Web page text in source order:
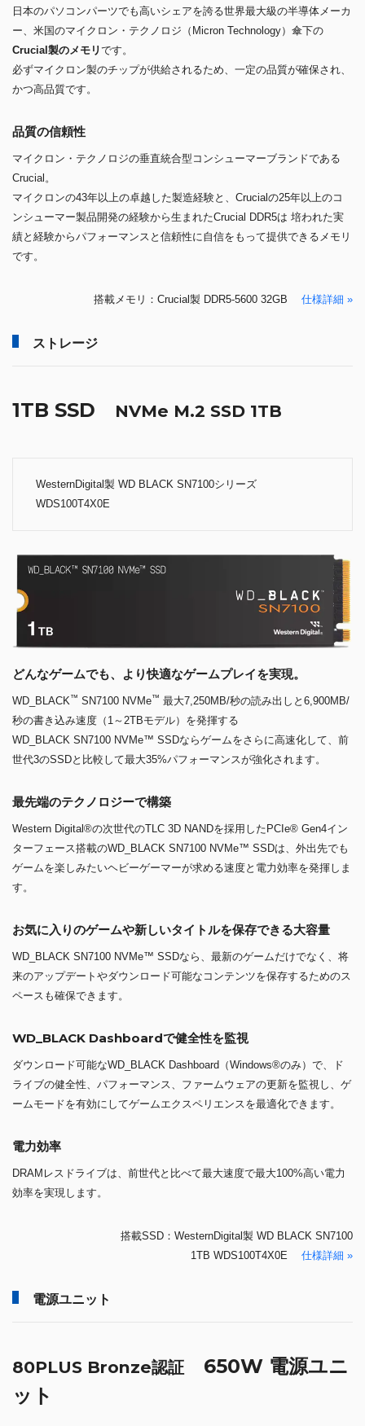
日本のパソコンパーツでも高いシェアを誇る世界最大級の半導体メーカ
ー、米国のマイクロン・テクノロジ（Micron Technology）傘下の
Crucial製のメモリです。
必ずマイクロン製のチップが供給されるため、一定の品質が確保され、
かつ高品質です。
品質の信頼性
マイクロン・テクノロジの垂直統合型コンシューマーブランドである
Crucial。
マイクロンの43年以上の卓越した製造経験と、Crucialの25年以上のコ
ンシューマー製品開発の経験から生まれたCrucial DDR5は 培われた実
績と経験からパフォーマンスと信頼性に自信をもって提供できるメモリ
です。
搭載メモリ：Crucial製 DDR5-5600 32GB 仕様詳細 »
ストレージ
1TB SSD NVMe M.2 SSD 1TB
WesternDigital製 WD BLACK SN7100シリーズ
WDS100T4X0E
どんなゲームでも、より快適なゲームプレイを実現。
WD_BLACK™ SN7100 NVMe™ 最大7,250MB/秒の読み出しと6,900MB/
秒の書き込み速度（1～2TBモデル）を発揮する
WD_BLACK SN7100 NVMe™ SSDならゲームをさらに高速化して、前
世代3のSSDと比較して最大35%パフォーマンスが強化されます。
最先端のテクノロジーで構築
Western Digital®の次世代のTLC 3D NANDを採用したPCIe® Gen4イン
ターフェース搭載のWD_BLACK SN7100 NVMe™ SSDは、外出先でも
ゲームを楽しみたいヘビーゲーマーが求める速度と電力効率を発揮しま
す。
お気に入りのゲームや新しいタイトルを保存できる大容量
WD_BLACK SN7100 NVMe™ SSDなら、最新のゲームだけでなく、将
来のアップデートやダウンロード可能なコンテンツを保存するためのス
ペースも確保できます。
WD_BLACK Dashboardで健全性を監視
ダウンロード可能なWD_BLACK Dashboard（Windows®のみ）で、ド
ライブの健全性、パフォーマンス、ファームウェアの更新を監視し、ゲ
ームモードを有効にしてゲームエクスペリエンスを最適化できます。
電力効率
DRAMレスドライブは、前世代と比べて最大速度で最大100%高い電力
効率を実現します。
搭載SSD：WesternDigital製 WD BLACK SN7100
1TB WDS100T4X0E 仕様詳細 »
電源ユニット
80PLUS Bronze認証 650W 電源ユニ
ット